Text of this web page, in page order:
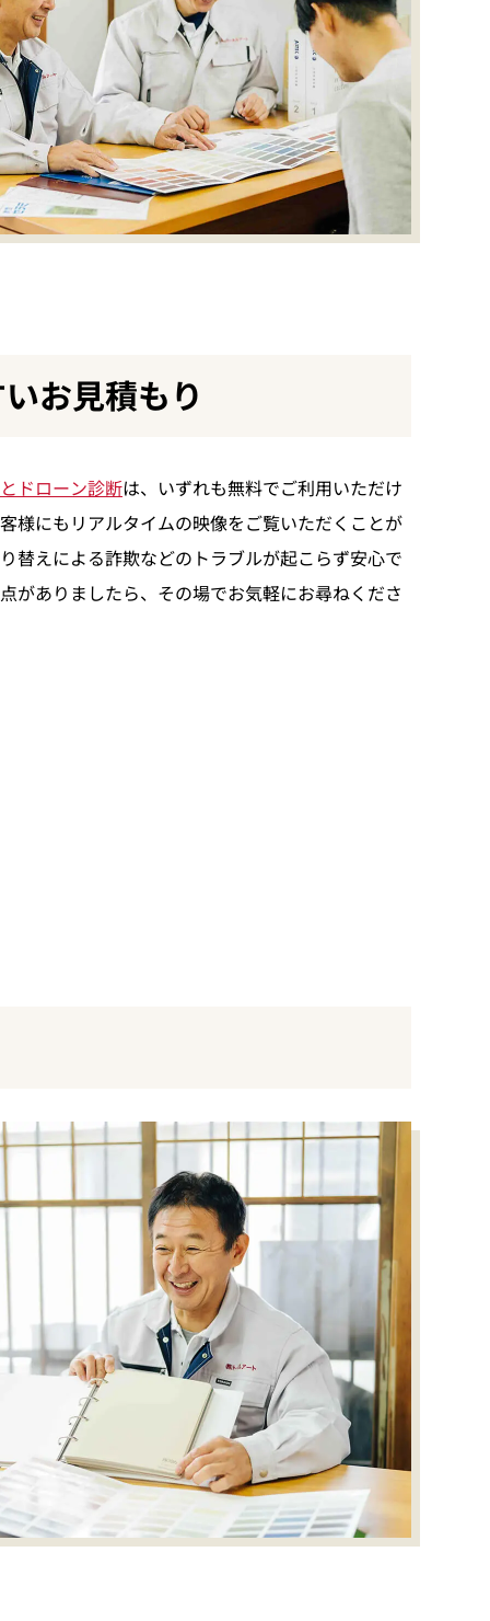
お見積もり
ドローン診断は、いずれも無料でご利用いただけ
様にもリアルタイムの映像をご覧いただくことが
替えによる詐欺などのトラブルが起こらず安心で
がありましたら、その場でお気軽にお尋ねくださ